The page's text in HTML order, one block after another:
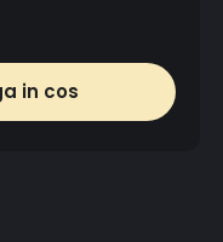
in cos